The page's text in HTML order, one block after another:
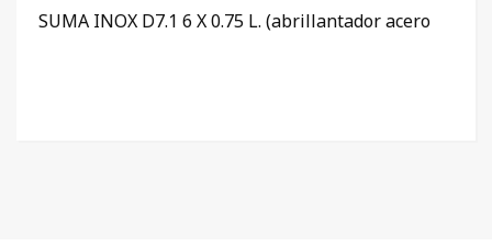
SUMA INOX D7.1 6 X 0.75 L. (abrillantador acero